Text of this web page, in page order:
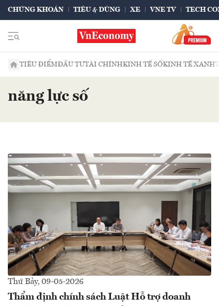
CHỨNG KHOÁN TIÊU & DÙNG XE VNE TV TECH
TIÊU ĐIỂMĐẦU TƯTÀI CHÍNHKINH TẾ SỐKINH TẾ XANH
năng lực số
Thứ Bảy, 09-05-2026
Thẩm định chính sách Luật Hỗ trợ doanh